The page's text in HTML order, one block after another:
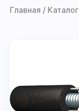
Главная Каталог